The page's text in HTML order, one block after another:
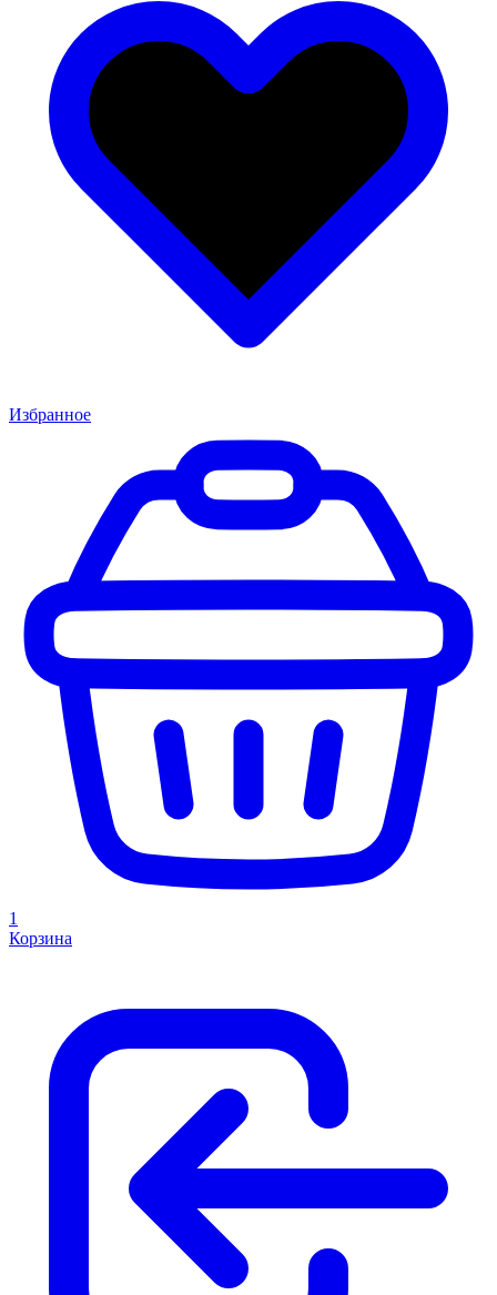
Избранное
1
Корзина